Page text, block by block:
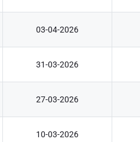
03-04-2026
31-03-2026
27-03-2026
10-03-2026